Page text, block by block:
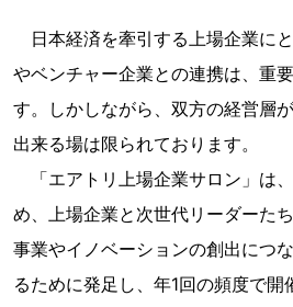
日本経済を牽引する上場企業に
やベンチャー企業との連携は、重
す。しかしながら、双方の経営層
出来る場は限られております。
「エアトリ上場企業サロン」は
め、上場企業と次世代リーダーた
事業やイノベーションの創出につ
るために発足し、年1回の頻度で開